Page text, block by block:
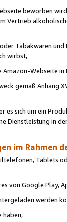
beworben
Vertrieb
Tabakwaren
wirbst,
Webseite in
gemäß Anhang
sich um ein
Dienstleistung in
im Rahmen
Tablets
von Google Play,
werden
haben,